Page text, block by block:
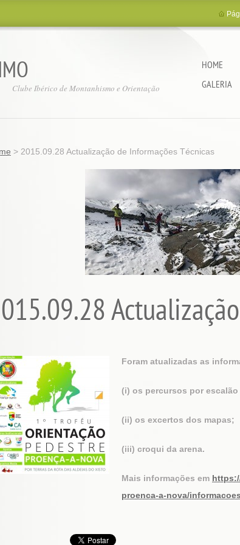
Clube Ibérico de Montanhismo e Orientação
HOME
GALERIA
> 2015.09.28 Actualização de Informações Técnicas
Foram atualizadas as
(i) os percursos por
(ii) os excertos dos mapas;
(iii) croqui da arena.
Mais informações em
proenca-a-nova/